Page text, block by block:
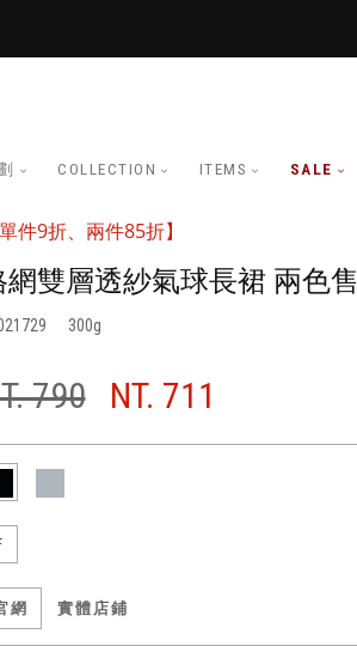
COLLECTION ITEMS SALE
單件9折、兩件85折】
網雙層透紗氣球長裙 兩色售
300
790 NT. 711
網 實體店鋪